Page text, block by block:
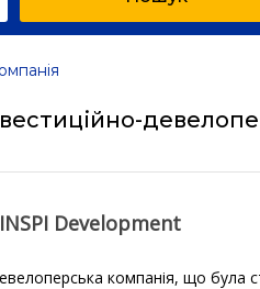
INSPI Development
компанія, що була